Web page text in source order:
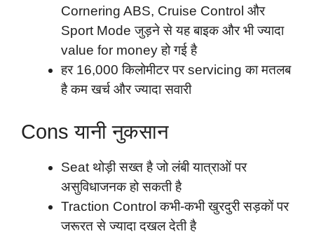
Cornering ABS, Cruise Control और
Sport Mode जुड़ने से यह बाइक और भी ज्यादा
value for money हो गई है
हर 16,000 किलोमीटर पर servicing का मतलब
है कम खर्च और ज्यादा सवारी
Cons यानी नुकसान
Seat थोड़ी सख्त है जो लंबी यात्राओं पर
असुविधाजनक हो सकती है
Traction Control कभी-कभी खुरदुरी सड़कों पर
जरूरत से ज्यादा दखल देती है